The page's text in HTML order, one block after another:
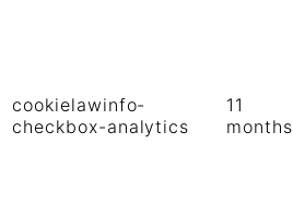
cookielawinfo-
checkbox-analytics
11
months